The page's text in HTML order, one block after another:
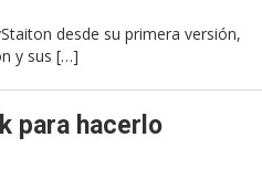
desde su primera versión,
y sus […]
para hacerlo